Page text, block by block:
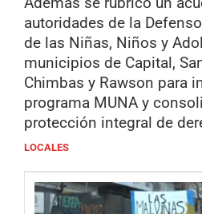
autoridades de la
de las Niñas, Niños y
municipios de Capital,
Chimbas y Rawson para
programa MUNA y
protección integral de
LOCALES